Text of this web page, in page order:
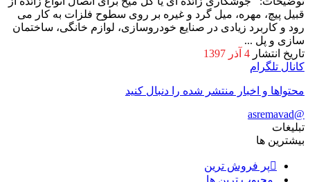
قبیل پیچ، مهره، میل گرد و غیره بر روی سطوح فلزات به کار می
رود و کاربرد زیادی در صنایع خودروسازی، لوازم خانگی، ساختمان
سازی و پل ...
تاریخ انتشار 4 آذر 1397
کانال تلگرام
محتواها و اخبار منتشر شده را دنبال کنید
@asremavad
تبلیغات
بیشترین ها
پر فروش ترین
محبوب ترین ها